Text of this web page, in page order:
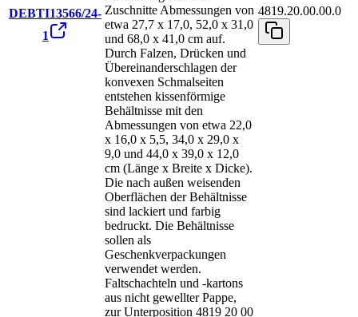
DEBTI13566/24-
1
Zuschnitte Abmessungen von
etwa 27,7 x 17,0, 52,0 x 31,0
und 68,0 x 41,0 cm auf.
Durch Falzen, Drücken und
Übereinanderschlagen der
konvexen Schmalseiten
entstehen kissenförmige
Behältnisse mit den
Abmessungen von etwa 22,0
x 16,0 x 5,5, 34,0 x 29,0 x
9,0 und 44,0 x 39,0 x 12,0
cm (Länge x Breite x Dicke).
Die nach außen weisenden
Oberflächen der Behältnisse
sind lackiert und farbig
bedruckt. Die Behältnisse
sollen als
Geschenkverpackungen
verwendet werden.
Faltschachteln und -kartons
aus nicht gewellter Pappe,
zur Unterposition 4819 20 00
4819.20.00.00.0